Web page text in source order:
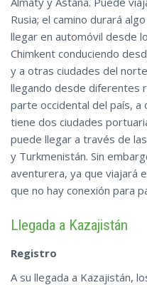
Rusia; el camino durará
llegar en automóvil desde
Chimkent conduciendo
y a otras ciudades del
llegando desde diferentes
parte occidental del país, a
tiene dos ciudades
puede llegar a través de
y Turkmenistán. Sin
aventurera, ya que viajará
que no hay conexión para
Llegada a Kazajistán
Registro
A su llegada a Kazajistán,